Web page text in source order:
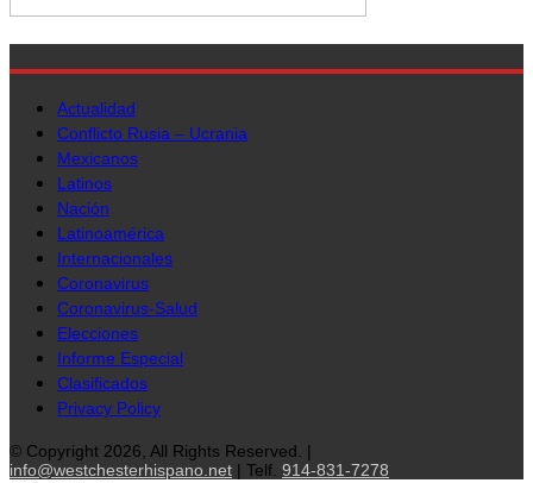
Actualidad
Conflicto Rusia – Ucrania
Mexicanos
Latinos
Nación
Latinoamérica
Internacionales
Coronavirus
Coronavirus-Salud
Elecciones
Informe Especial
Clasificados
Privacy Policy
© Copyright 2026, All Rights Reserved. |
info@westchesterhispano.net | Telf. 914-831-7278